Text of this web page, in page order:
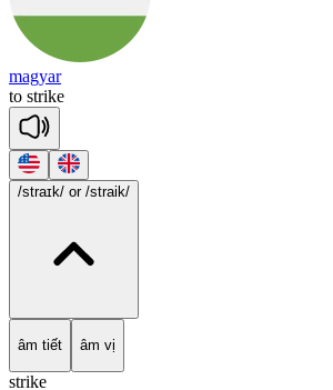
magyar
to strike
/straɪk/ or /straik/
âm tiết âm vị
strike